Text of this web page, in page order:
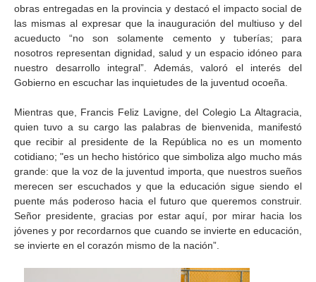
obras entregadas en la provincia y destacó el impacto social de
las mismas al expresar que la inauguración del multiuso y del
acueducto “no son solamente cemento y tuberías; para
nosotros representan dignidad, salud y un espacio idóneo para
nuestro desarrollo integral”. Además, valoró el interés del
Gobierno en escuchar las inquietudes de la juventud ocoeña.
Mientras que, Francis Feliz Lavigne, del Colegio La Altagracia,
quien tuvo a su cargo las palabras de bienvenida, manifestó
que recibir al presidente de la República no es un momento
cotidiano; "es un hecho histórico que simboliza algo mucho más
grande: que la voz de la juventud importa, que nuestros sueños
merecen ser escuchados y que la educación sigue siendo el
puente más poderoso hacia el futuro que queremos construir.
Señor presidente, gracias por estar aquí, por mirar hacia los
jóvenes y por recordarnos que cuando se invierte en educación,
se invierte en el corazón mismo de la nación”.